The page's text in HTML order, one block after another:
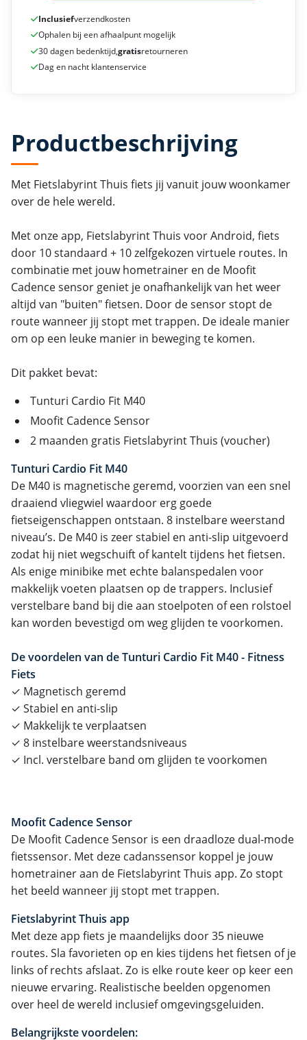
Inclusiefverzendkosten
Ophalen bij een afhaalpunt mogelijk
30 dagen bedenktijd,gratisretourneren
Dag en nacht klantenservice
Productbeschrijving
Met Fietslabyrint Thuis fiets jij vanuit jouw woonkamer
over de hele wereld.
Met onze app, Fietslabyrint Thuis voor Android, fiets
door 10 standaard + 10 zelfgekozen virtuele routes. In
combinatie met jouw hometrainer en de Moofit
Cadence sensor geniet je onafhankelijk van het weer
altijd van "buiten" fietsen. Door de sensor stopt de
route wanneer jij stopt met trappen. De ideale manier
om op een leuke manier in beweging te komen.
Dit pakket bevat:
Tunturi Cardio Fit M40
Moofit Cadence Sensor
2 maanden gratis Fietslabyrint Thuis (voucher)
Tunturi Cardio Fit M40
De M40 is magnetische geremd, voorzien van een snel
draaiend vliegwiel waardoor erg goede
fietseigenschappen ontstaan. 8 instelbare weerstand
niveau’s. De M40 is zeer stabiel en anti-slip uitgevoerd
zodat hij niet wegschuift of kantelt tijdens het fietsen.
Als enige minibike met echte balanspedalen voor
makkelijk voeten plaatsen op de trappers. Inclusief
verstelbare band bij die aan stoelpoten of een rolstoel
kan worden bevestigd om weg glijden te voorkomen.
De voordelen van de Tunturi Cardio Fit M40 - Fitness
Fiets
✓ Magnetisch geremd
✓ Stabiel en anti-slip
✓ Makkelijk te verplaatsen
✓ 8 instelbare weerstandsniveaus
✓ Incl. verstelbare band om glijden te voorkomen
Moofit Cadence Sensor
De Moofit Cadence Sensor is een draadloze dual-mode
fietssensor. Met deze cadanssensor koppel je jouw
hometrainer aan de Fietslabyrint Thuis app. Zo stopt
het beeld wanneer jij stopt met trappen.
Fietslabyrint Thuis app
Met deze app fiets je maandelijks door 35 nieuwe
routes. Sla favorieten op en kies tijdens het fietsen of je
links of rechts afslaat. Zo is elke route keer op keer een
nieuwe ervaring. Realistische beelden opgenomen
over heel de wereld inclusief omgevingsgeluiden.
Belangrijkste voordelen: